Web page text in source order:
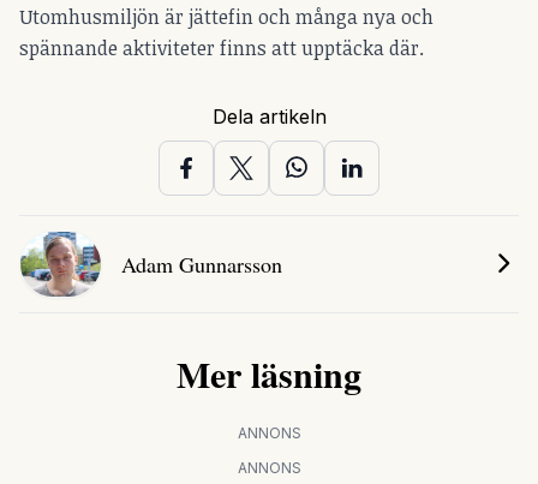
Utomhusmiljön är jättefin och många nya och
spännande aktiviteter finns att upptäcka där.
Dela artikeln
Adam Gunnarsson
Mer läsning
ANNONS
ANNONS